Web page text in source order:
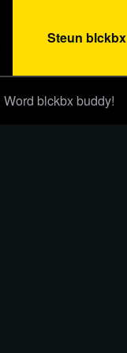
Steun blckbx
Word blckbx buddy!